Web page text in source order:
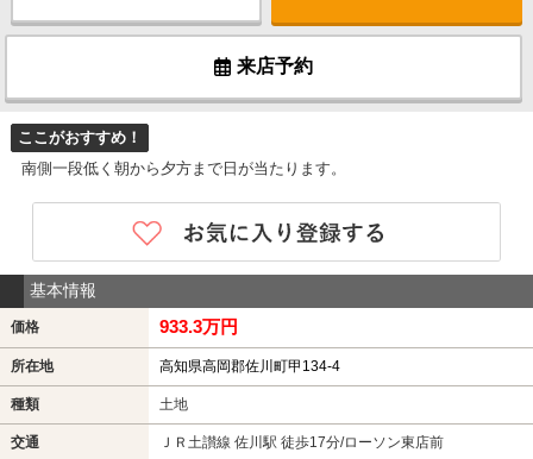
来店予約
ここがおすすめ！
南側一段低く朝から夕方まで日が当たります。
基本情報
価格 933.3万円
所在地 高知県高岡郡佐川町甲134-4
種類 土地
交通 ＪＲ土讃線 佐川駅 徒歩17分/ローソン東店前